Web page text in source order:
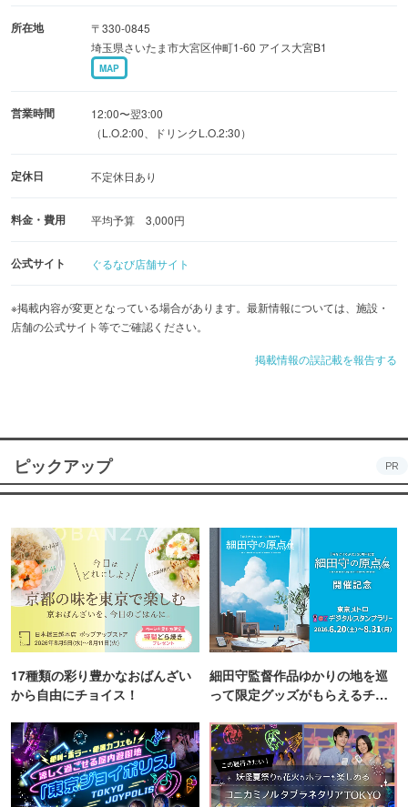
その他、バラエティ豊かなお料理をご用意してます！
【個室完備・お席で喫煙可能】
少人数でのご利用も大歓迎！もちろん席のみ予約も承って
能！
各種宴会にぜひご利用ください！
所在地
〒330-0845
埼玉県さいたま市大宮区仲町1-60 アイス大宮B1
MAP
営業時間
12:00〜翌3:00
（L.O.2:00、ドリンクL.O.2:30）
定休日 不定休日あり
料金・費用 平均予算 3,000円
公式サイト ぐるなび店舗サイト
※掲載内容が変更となっている場合があります。最新情報については、施設・
店舗の公式サイト等でご確認ください。
掲載情報の誤記載を報告する
ピックアップ PR
17種類の彩り豊かなおばんざい
から自由にチョイス！
細田守監督作品ゆかりの地を巡
って限定グッズがもらえるチャ